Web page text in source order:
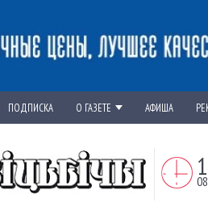
ПОДПИСКА О ГАЗЕТЕ АФИША